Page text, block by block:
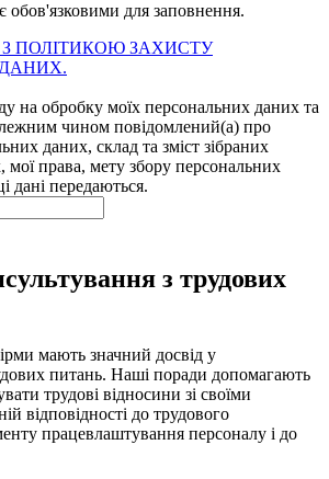
обов'язковими для заповнення.
ПОЛІТИКОЮ ЗАХИСТУ
на обробку моїх персональних даних та
чином повідомлений(а) про
даних, склад та зміст зібраних
мої права, мету збору персональних
дані передаються.
з трудових
мають значний досвід у
питань. Наші поради допомагають
трудові відносини зі своїми
відповідності до трудового
працевлаштування персоналу і до